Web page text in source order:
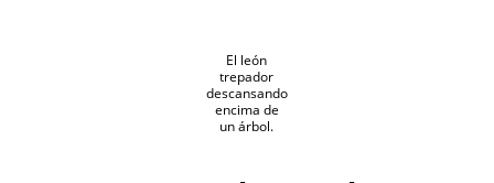
El león
trepador
descansando
encima de
un árbol.